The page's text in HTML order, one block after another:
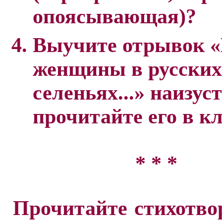
опоясывающая)?
Выучите отрывок
женщины в русских
селеньях...»
прочитайте его в
* * *
Прочитайте